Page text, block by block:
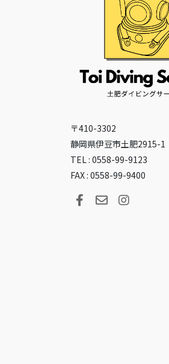
〒410-3302
静岡県伊豆市土肥2915-1
TEL : 0558-99-9123
FAX : 0558-99-9400